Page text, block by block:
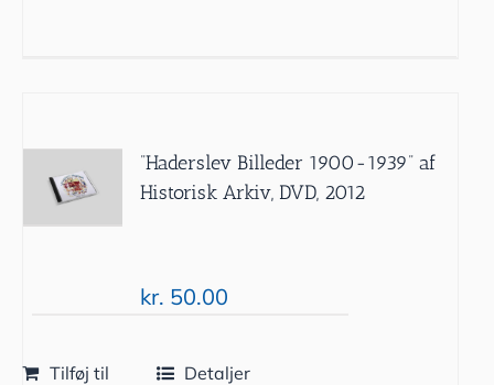
”Haderslev Billeder 1900-1939” af
Historisk Arkiv, DVD, 2012
kr. 50.00
Tilføj til
Detaljer